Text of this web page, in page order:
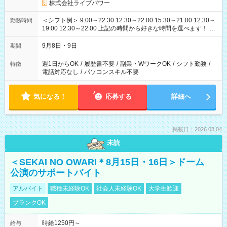
株式会社ライブパワー
勤務時間
＜シフト例＞ 9:00～22:30 12:30～22:00 15:30～21:00 12:30～
19:00 12:30～22:00 上記の時間から好きな時間を選べます！ ※
時間は変更となる可能性があります
期間 9月8日・9日
特徴 週1日からOK / 履歴書不要 / 副業・WワークOK / シフト勤務 /
電話対応なし / パソコンスキル不要
気になる！ 応募する 詳細へ
掲載日：2026.08.04
未読
＜SEKAI NO OWARI＊8月15日・16日＞ドーム
公演のサポートバイト
アルバイト 職種未経験OK 社会人未経験OK
大学生歓迎
ブランクOK
給与 時給1250円～